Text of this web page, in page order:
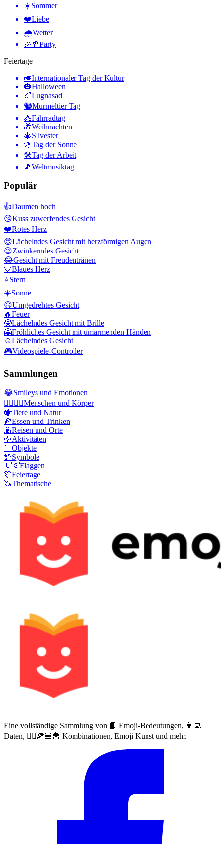
☀️Sommer
❤️Liebe
🌧Wetter
🎉🥂Party
Feiertage
🎺Internationaler Tag der Kultur
🎃Halloween
🍂Lugnasad
🐿Murmeltier Tag
🚴Fahrradtag
🎁Weihnachten
🎄Silvester
🌞Tag der Sonne
🛠Tag der Arbeit
🎵 Weltmusiktag
Populär
👍Daumen hoch
😘Kuss zuwerfendes Gesicht
❤️Rotes Herz
😍Lächelndes Gesicht mit herzförmigen Augen
😉Zwinkerndes Gesicht
😂Gesicht mit Freudentränen
💙Blaues Herz
⭐Stern
☀️Sonne
🙃Umgedrehtes Gesicht
🔥Feuer
🤓Lächelndes Gesicht mit Brille
🤗Fröhliches Gesicht mit umarmenden Händen
☺️Lächelndes Gesicht
🎮Videospiele-Controller
Sammlungen
😂Smileys und Emotionen
👩‍❤️‍💋‍👨Menschen und Körper
🐝Tiere und Natur
🍕Essen und Trinken
🌇Reisen und Orte
🥎Aktivitäten
📙Objekte
💯Symbole
🇺🇸Flaggen
🎊Feiertage
🦄Thematische
Eine vollständige Sammlung von 📙 Emoji-Bedeutungen, 👨‍💻
Daten, 🙅‍♀️🍕🍔🍟 Kombinationen, Emoji Kunst und mehr.